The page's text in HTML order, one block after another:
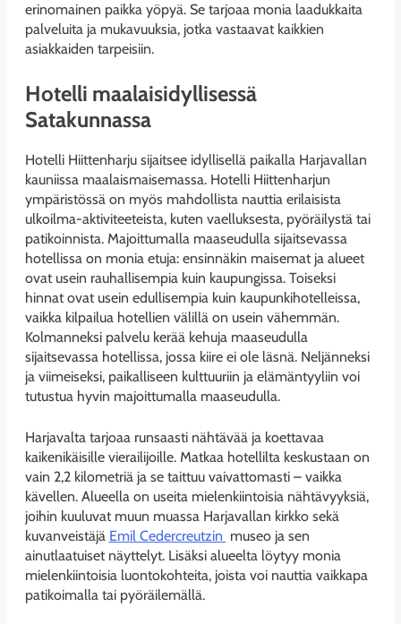
erinomainen paikka yöpyä. Se tarjoaa monia laadukkaita
palveluita ja mukavuuksia, jotka vastaavat kaikkien
asiakkaiden tarpeisiin.
Hotelli maalaisidyllisessä
Satakunnassa
Hotelli Hiittenharju sijaitsee idyllisellä paikalla Harjavallan
kauniissa maalaismaisemassa. Hotelli Hiittenharjun
ympäristössä on myös mahdollista nauttia erilaisista
ulkoilma-aktiviteeteista, kuten vaelluksesta, pyöräilystä tai
patikoinnista. Majoittumalla maaseudulla sijaitsevassa
hotellissa on monia etuja: ensinnäkin maisemat ja alueet
ovat usein rauhallisempia kuin kaupungissa. Toiseksi
hinnat ovat usein edullisempia kuin kaupunkihotelleissa,
vaikka kilpailua hotellien välillä on usein vähemmän.
Kolmanneksi palvelu kerää kehuja maaseudulla
sijaitsevassa hotellissa, jossa kiire ei ole läsnä. Neljänneksi
ja viimeiseksi, paikalliseen kulttuuriin ja elämäntyyliin voi
tutustua hyvin majoittumalla maaseudulla.
Harjavalta tarjoaa runsaasti nähtävää ja koettavaa
kaikenikäisille vierailijoille. Matkaa hotellilta keskustaan on
vain 2,2 kilometriä ja se taittuu vaivattomasti – vaikka
kävellen. Alueella on useita mielenkiintoisia nähtävyyksiä,
joihin kuuluvat muun muassa Harjavallan kirkko sekä
kuvanveistäjä Emil Cedercreutzin museo ja sen
ainutlaatuiset näyttelyt. Lisäksi alueelta löytyy monia
mielenkiintoisia luontokohteita, joista voi nauttia vaikkapa
patikoimalla tai pyöräilemällä.